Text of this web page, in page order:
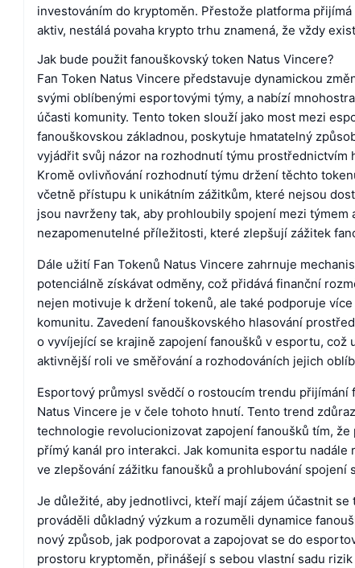
investováním do kryptoměn. Přestože platforma
aktiv, nestálá povaha krypto trhu znamená, že vždy
Jak bude použit fanouškovský token Natus Vincere?
Fan Token Natus Vincere představuje dynamickou
svými oblíbenými esportovými týmy, a nabízí
účasti komunity. Tento token slouží jako most mezi
fanouškovskou základnou, poskytuje hmatatelný
vyjádřit svůj názor na rozhodnutí týmu prostřednictvím
Kromě ovlivňování rozhodnutí týmu držení těchto
včetně přístupu k unikátním zážitkům, které nejsou
jsou navrženy tak, aby prohloubily spojení mezi týmem
nezapomenutelné příležitosti, které zlepšují zážitek
Dále užití Fan Tokenů Natus Vincere zahrnuje
potenciálně získávat odměny, což přidává finanční
nejen motivuje k držení tokenů, ale také podporuje
komunitu. Zavedení fanouškovského hlasování
o vyvíjející se krajině zapojení fanoušků v esportu, což
aktivnější roli ve směřování a rozhodováních jejich
Esportový průmysl svědčí o rostoucím trendu přijímání
Natus Vincere je v čele tohoto hnutí. Tento trend
technologie revolucionizovat zapojení fanoušků tím,
přímý kanál pro interakci. Jak komunita esportu
ve zlepšování zážitku fanoušků a prohlubování spojení
Je důležité, aby jednotlivci, kteří mají zájem účastnit
prováděli důkladný výzkum a rozuměli dynamice
nový způsob, jak podporovat a zapojovat se do
prostoru kryptoměn, přinášejí s sebou vlastní sadu rizik